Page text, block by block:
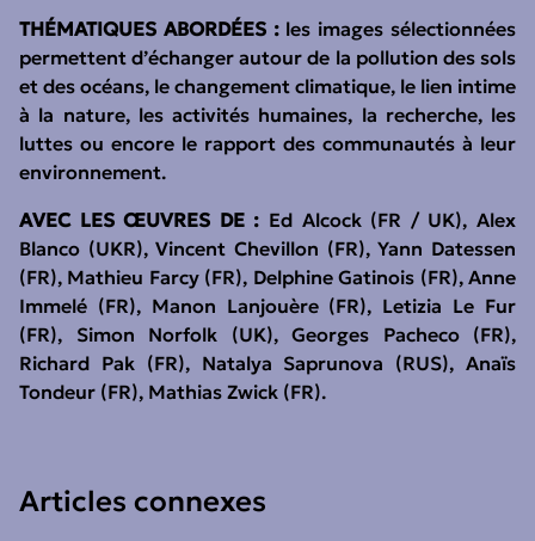
THÉMATIQUES ABORDÉES : les images sélectionnées
permettent d’échanger autour de la pollution des sols
et des océans, le changement climatique, le lien intime
à la nature, les activités humaines, la recherche, les
luttes ou encore le rapport des communautés à leur
environnement.
AVEC LES ŒUVRES DE : Ed Alcock (FR / UK), Alex
Blanco (UKR), Vincent Chevillon (FR), Yann Datessen
(FR), Mathieu Farcy (FR), Delphine Gatinois (FR), Anne
Immelé (FR), Manon Lanjouère (FR), Letizia Le Fur
(FR), Simon Norfolk (UK), Georges Pacheco (FR),
Richard Pak (FR), Natalya Saprunova (RUS), Anaïs
Tondeur (FR), Mathias Zwick (FR).
Articles connexes